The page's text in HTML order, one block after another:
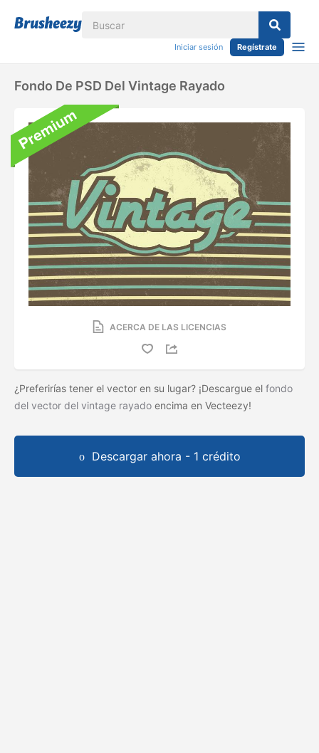
Iniciar sesión Regístrate
Fondo De PSD Del Vintage Rayado
ACERCA DE LAS LICENCIAS
¿Preferirías tener el vector en su lugar? ¡Descargue el fondo
del vector del vintage rayado encima en Vecteezy!
Descargar ahora - 1 crédito